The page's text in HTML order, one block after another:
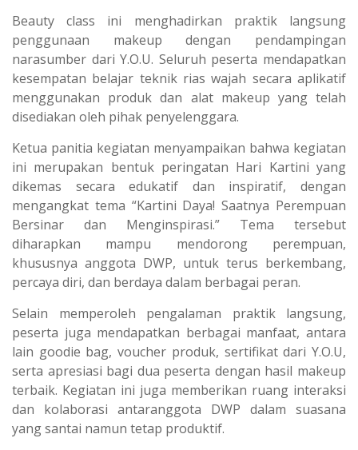
Beauty class ini menghadirkan praktik langsung
penggunaan makeup dengan pendampingan
narasumber dari Y.O.U. Seluruh peserta mendapatkan
kesempatan belajar teknik rias wajah secara aplikatif
menggunakan produk dan alat makeup yang telah
disediakan oleh pihak penyelenggara.
Ketua panitia kegiatan menyampaikan bahwa kegiatan
ini merupakan bentuk peringatan Hari Kartini yang
dikemas secara edukatif dan inspiratif, dengan
mengangkat tema “Kartini Daya! Saatnya Perempuan
Bersinar dan Menginspirasi.” Tema tersebut
diharapkan mampu mendorong perempuan,
khususnya anggota DWP, untuk terus berkembang,
percaya diri, dan berdaya dalam berbagai peran.
Selain memperoleh pengalaman praktik langsung,
peserta juga mendapatkan berbagai manfaat, antara
lain goodie bag, voucher produk, sertifikat dari Y.O.U,
serta apresiasi bagi dua peserta dengan hasil makeup
terbaik. Kegiatan ini juga memberikan ruang interaksi
dan kolaborasi antaranggota DWP dalam suasana
yang santai namun tetap produktif.